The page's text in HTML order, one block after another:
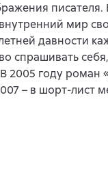
писателя.
мир
давности
спрашивать
2005 году
– в шорт-лист